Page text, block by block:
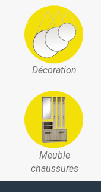
Décoration
Meuble
chaussures